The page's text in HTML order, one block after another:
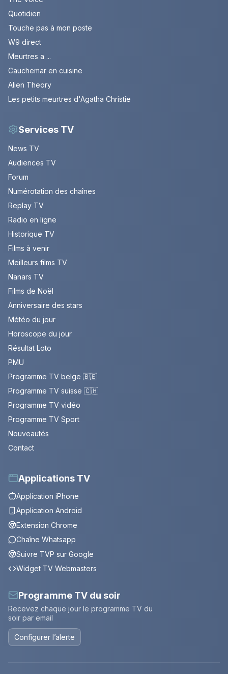
Quotidien
Touche pas à mon poste
W9 direct
Meurtres a ...
Cauchemar en cuisine
Alien Theory
Les petits meurtres d'Agatha Christie
Services TV
News TV
Audiences TV
Forum
Numérotation des chaînes
Replay TV
Radio en ligne
Historique TV
Films à venir
Meilleurs films TV
Nanars TV
Films de Noël
Anniversaire des stars
Météo du jour
Horoscope du jour
Résultat Loto
PMU
Programme TV belge 🇧🇪
Programme TV suisse 🇨🇭
Programme TV vidéo
Programme TV Sport
Nouveautés
Contact
Applications TV
Application iPhone
Application Android
Extension Chrome
Chaîne Whatsapp
Suivre TVP sur Google
Widget TV Webmasters
Programme TV du soir
Recevez chaque jour le programme TV du
soir par email
Configurer l’alerte